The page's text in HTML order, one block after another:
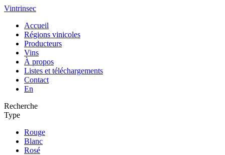
Vintrinsec
Accueil
Régions vinicoles
Producteurs
Vins
À propos
Listes et téléchargements
Contact
En
Recherche
Type
Rouge
Blanc
Rosé